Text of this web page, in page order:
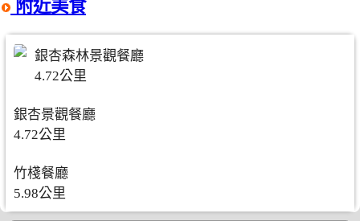
附近美食
銀杏森林景觀餐廳
4.72公里
銀杏景觀餐廳
4.72公里
竹棧餐廳
5.98公里